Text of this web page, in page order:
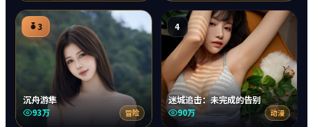
3
沉舟游隼
93万 冒险
4
迷城追击：未完成的告别
90万 动漫